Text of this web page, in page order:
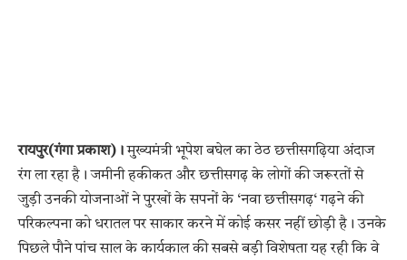
रायपुर(गंगा प्रकाश)।मुख्यमंत्री भूपेश बघेल का ठेठ छत्तीसगढ़िया अंदाज
रंग ला रहा है। जमीनी हकीकत और छत्तीसगढ़ के लोगों की जरूरतों से
जुड़ी उनकी योजनाओं ने पुरखों के सपनों के ‘नवा छत्तीसगढ़‘ गढ़ने की
परिकल्पना को धरातल पर साकार करने में कोई कसर नहीं छोड़ी है। उनके
पिछले पौने पांच साल के कार्यकाल की सबसे बड़ी विशेषता यह रही कि वे